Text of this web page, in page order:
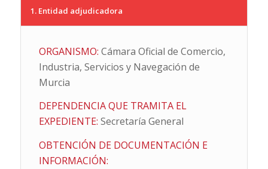
1. Entidad adjudicadora
ORGANISMO: Cámara Oficial de Comercio,
Industria, Servicios y Navegación de
Murcia
DEPENDENCIA QUE TRAMITA EL
EXPEDIENTE: Secretaría General
OBTENCIÓN DE DOCUMENTACIÓN E
INFORMACIÓN: